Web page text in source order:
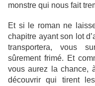
monstre qui nous fait
Et si le roman ne
chapitre ayant son lot
transportera, vous
sûrement frimé. Et
vous aurez la chance,
découvrir qui tirent